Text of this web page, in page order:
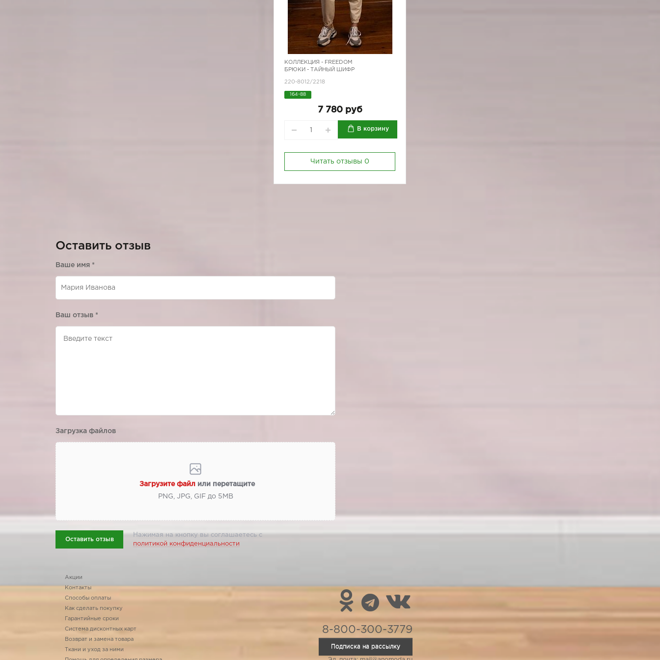
КОЛЛЕКЦИЯ - FREEDOM
БРЮКИ - ТАЙНЫЙ ШИФР
220-8012/2218
164-88
7 780 руб
В корзину
Читать отзывы 0
Оставить отзыв
Ваше имя *
Ваш отзыв *
Загрузка файлов
Загрузите файл или перетащите
PNG, JPG, GIF до 5МВ
Оставить отзыв
Нажимая на кнопку вы соглашаетесь с
политикой конфиденциальности
Акции
Контакты
Способы оплаты
Как сделать покупку
Гарантийные сроки
Система дисконтных карт
Возврат и замена товара
Ткани и уход за ними
8-800-300-3779
Подписка на рассылку